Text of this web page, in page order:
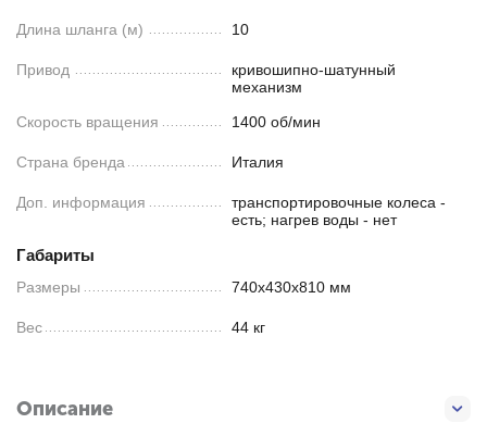
Длина шланга (м) 10
Привод
кривошипно-шатунный
механизм
Скорость вращения
1400 об/мин
Страна бренда Италия
Доп. информация
транспортировочные колеса -
есть; нагрев воды - нет
Габариты
Размеры 740х430х810 мм
Вес 44 кг
Описание